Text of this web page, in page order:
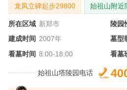
龙凤立碑起步29800 始祖山附近
所在区域 新郑市 陵园
建成时间 2007年 墓型
看墓时间 8:00-18:00 看墓
始祖山塔陵园电话